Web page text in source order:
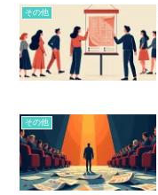
その他
その他